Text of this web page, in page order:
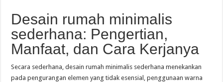
Desain rumah minimalis
sederhana: Pengertian,
Manfaat, dan Cara Kerjanya
Secara sederhana, desain rumah minimalis sederhana menekankan
pada pengurangan elemen yang tidak esensial, penggunaan warna